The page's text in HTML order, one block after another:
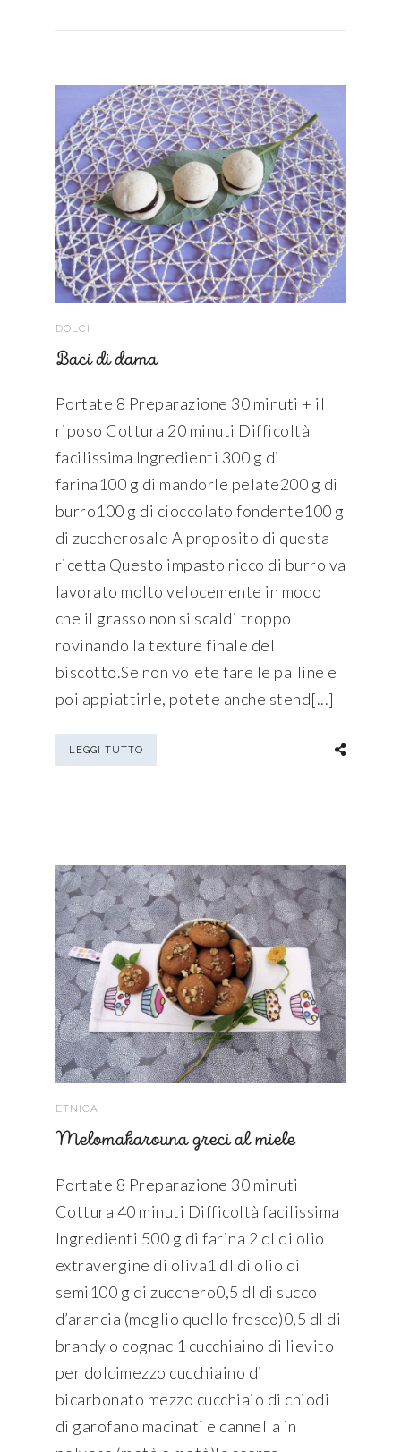
DOLCI
Baci di dama
Portate 8 Preparazione 30 minuti + il
riposo Cottura 20 minuti Difficoltà
facilissima Ingredienti 300 g di
farina100 g di mandorle pelate200 g di
burro100 g di cioccolato fondente100 g
di zuccherosale A proposito di questa
ricetta Questo impasto ricco di burro va
lavorato molto velocemente in modo
che il grasso non si scaldi troppo
rovinando la texture finale del
biscotto.Se non volete fare le palline e
poi appiattirle, potete anche stend[...]
LEGGI TUTTO
ETNICA
Melomakarouna greci al miele
Portate 8 Preparazione 30 minuti
Cottura 40 minuti Difficoltà facilissima
Ingredienti 500 g di farina 2 dl di olio
extravergine di oliva1 dl di olio di
semi100 g di zucchero0,5 dl di succo
d’arancia (meglio quello fresco)0,5 dl di
brandy o cognac 1 cucchiaino di lievito
per dolcimezzo cucchiaino di
bicarbonato mezzo cucchiaio di chiodi
di garofano macinati e cannella in